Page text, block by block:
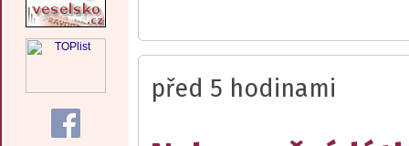
před 5 hodinami